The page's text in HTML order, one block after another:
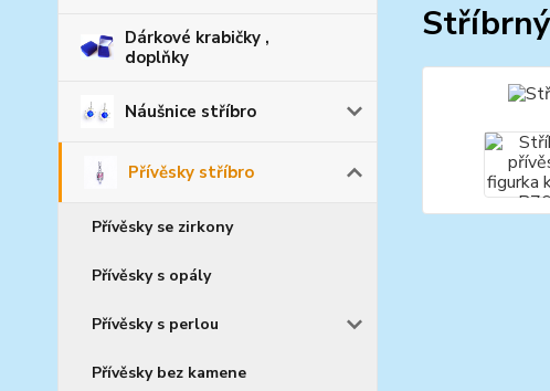
Dárkové krabičky ,
doplňky
Náušnice stříbro
Přívěsky stříbro
Přívěsky se zirkony
Přívěsky s opály
Přívěsky s perlou
Přívěsky bez kamene